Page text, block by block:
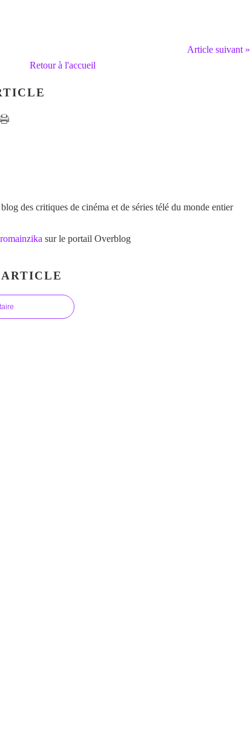
Article suivant »
Retour à l'accueil
des critiques de cinéma et de séries télé du monde entier
sur le portail Overblog